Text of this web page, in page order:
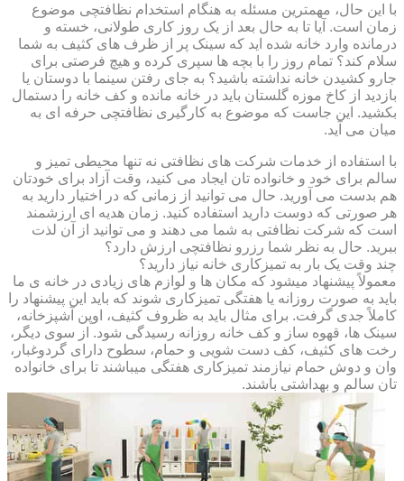
با این حال، مهمترین مسئله به هنگام استخدام نظافتچی موضوع
زمان است. آیا تا به حال بعد از یک روز کاری طولانی، خسته و
درمانده وارد خانه شده اید که سینک پر از ظرف های کثیف به شما
سلام کند؟ تمام روز را با بچه ها سپری کرده و هیچ فرصتی برای
جارو کشیدن خانه نداشته باشید؟ به جای رفتن سینما با دوستان یا
بازدید از کاخ موزه گلستان باید در خانه مانده و کف خانه را دستمال
بکشید. این جاست که موضوع به کارگیری نظافتچی حرفه ای به
میان می آید.
با استفاده از خدمات شرکت های نظافتی نه تنها محیطی تمیز و
سالم برای خود و خانواده تان ایجاد می کنید، وقت آزاد برای خودتان
هم بدست می آورید. حال می توانید از زمانی که در اختیار دارید به
هر صورتی که دوست دارید استفاده کنید. زمان هدیه ای ارزشمند
است که شرکت نظافتی به شما می دهند و می توانید از آن لذت
ببرید. حال به نظر شما رزرو نظافتچی ارزش دارد؟
چند وقت یک بار به تمیزکاری خانه نیاز دارید؟
معمولاً پیشنهاد میشود که مکان ها و لوازم های زیادی در خانه ی ما
باید به صورت روزانه یا هفتگی تمیزکاری شوند که باید این پیشنهاد را
کاملاً جدی گرفت. برای مثال باید به ظروف کثیف، اوپن آشپزخانه،
سینک ها، قهوه ساز و کف خانه روزانه رسیدگی شود. از سوی دیگر،
رخت های کثیف، کف دست شویی و حمام، سطوح دارای گردوغبار،
وان و دوش حمام نیازمند تمیزکاری هفتگی میباشند تا برای خانواده
تان سالم و بهداشتی باشند.